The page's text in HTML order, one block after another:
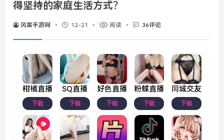
得坚持的家庭生活方式？
风雷手游网 12-21 阅读 36评论
柑橘直播
下载
SQ直播
下载
好色直播
下载
粉蝶直播
下载
同城交友
下载